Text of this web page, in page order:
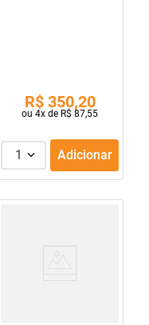
R$ 350,20
ou 4x de R$ 87,55
1 Adicionar